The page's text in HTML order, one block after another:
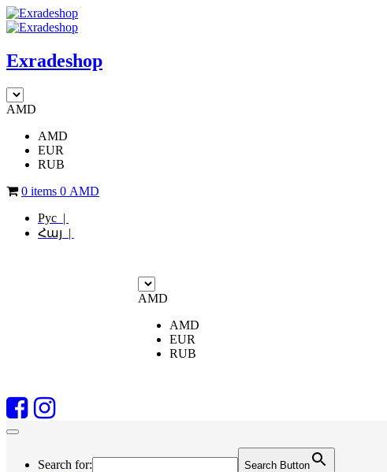
Exradeshop
AMD
AMD
EUR
RUB
0 items 0 AMD
Рус |
Հայ |
AMD
AMD
EUR
RUB
Search for: Search Button